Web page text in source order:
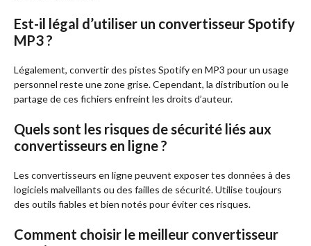
Est-il légal d’utiliser un convertisseur Spotify
MP3 ?
Légalement, convertir des pistes Spotify en MP3 pour un usage
personnel reste une zone grise. Cependant, la distribution ou le
partage de ces fichiers enfreint les droits d’auteur.
Quels sont les risques de sécurité liés aux
convertisseurs en ligne ?
Les convertisseurs en ligne peuvent exposer tes données à des
logiciels malveillants ou des failles de sécurité. Utilise toujours
des outils fiables et bien notés pour éviter ces risques.
Comment choisir le meilleur convertisseur